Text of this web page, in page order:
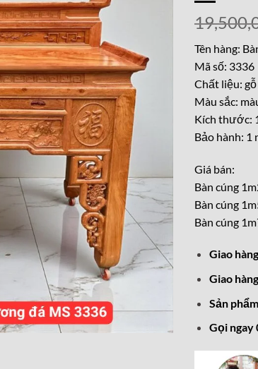
Tên hàng:
Mã số: 3336
Chất liệu:
Màu sắc:
Kích thước:
Bảo hành: 1
Giá bán:
Bàn cúng
Bàn cúng
Bàn cúng
Giao
Giao
Sản
Gọi ngay